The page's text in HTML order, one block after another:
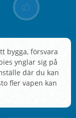
bygga, försvara
ynglar sig på
där du kan
fler vapen kan